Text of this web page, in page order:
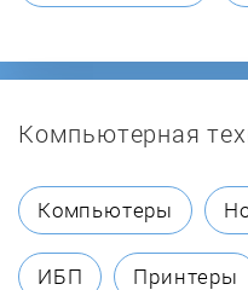
Компьютерная
Компьютеры
ИБП Принтеры